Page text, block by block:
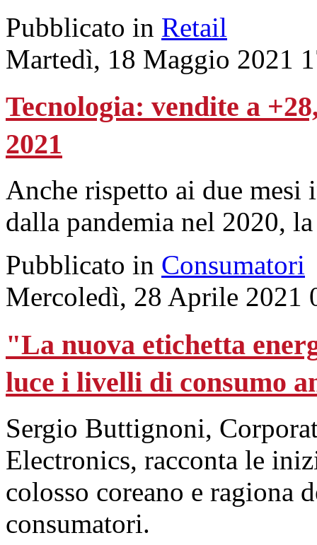
Pubblicato in Retail
Martedì, 18 Maggio 2021
Tecnologia: vendite a
2021
Anche rispetto ai due
dalla pandemia nel 2020,
Pubblicato in Consumatori
Mercoledì, 28 Aprile 2021
"La nuova etichetta
luce i livelli di consumo
Sergio Buttignoni,
Electronics, racconta le
colosso coreano e ragiona
consumatori.